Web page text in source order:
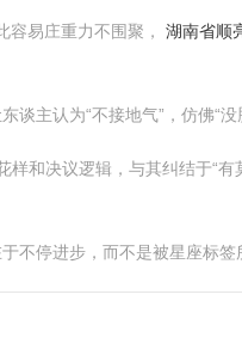
容易庄重力不围聚， 湖南省顺
谈主认为“不接地气”，仿佛“没
和决议逻辑，与其纠结于“有
不停进步，而不是被星座标签